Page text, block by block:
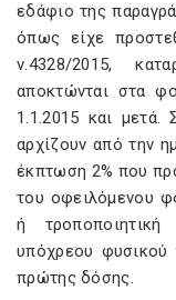
εδάφιο της
όπως είχε
ν.4328/2015,
αποκτώνται στα
1.1.2015 και
αρχίζουν από την
έκπτωση 2% που
του οφειλόμενου
ή
υπόχρεου
πρώτης δόσης.